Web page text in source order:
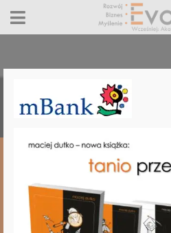
mbank
Dodaj komentarz
DODAJ